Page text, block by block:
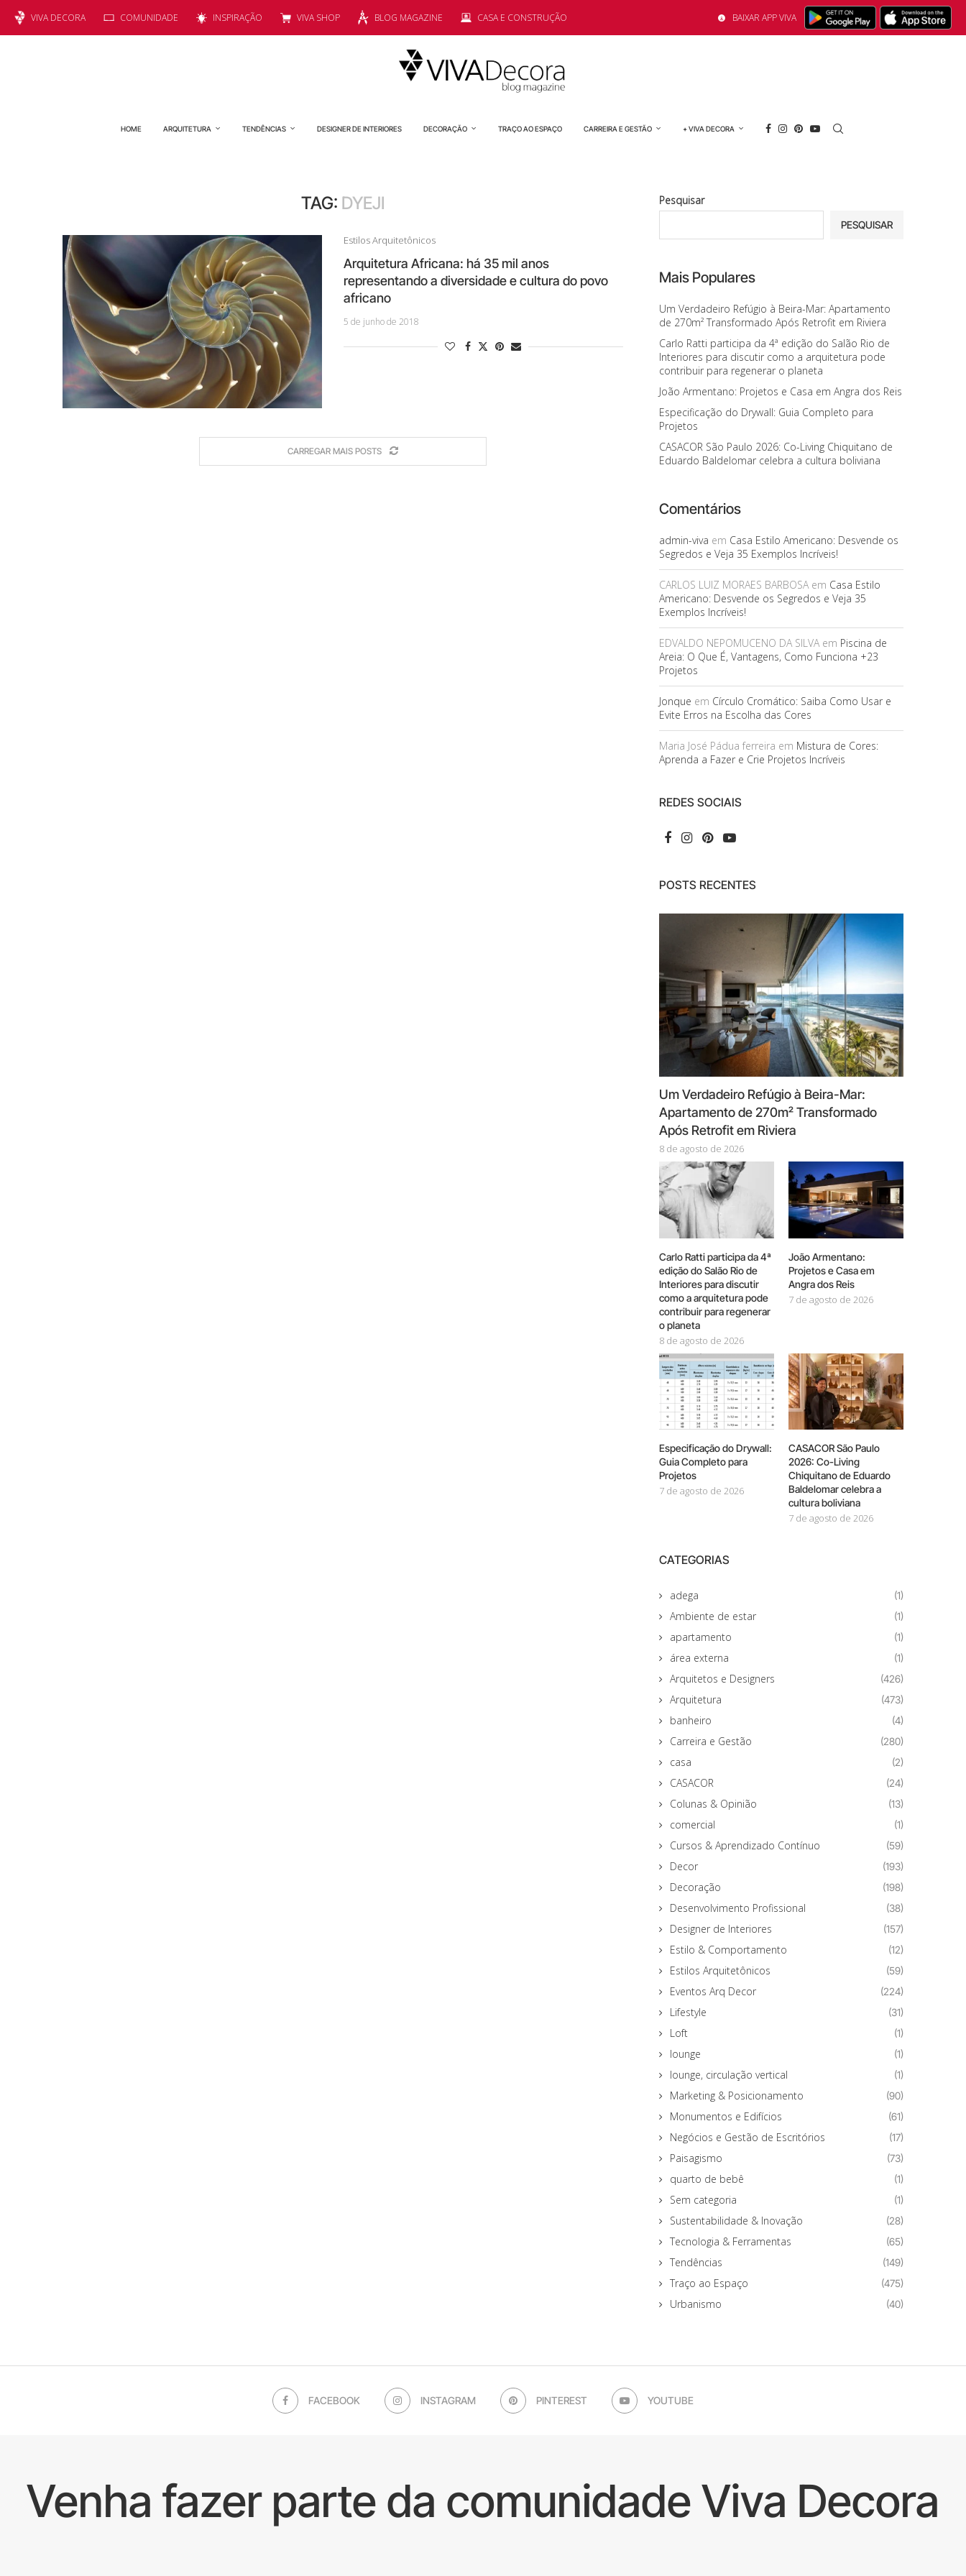
VIVA DECORA COMUNIDADE INSPIRAÇÃO VIVA SHOP BLOG MAGAZINE CASA E CONSTRUÇÃO BAIXAR APP VIVA
HOME ARQUITETURA TENDÊNCIAS DESIGNER DE INTERIORES DECORAÇÃO TRAÇO AO ESPAÇO CARREIRA E GESTÃO + VIVA DECORA
TAG: DYEJI
Estilos Arquitetônicos
Arquitetura Africana: há 35 mil anos
representando a diversidade e cultura do povo
africano
5 de junho de 2018
CARREGAR MAIS POSTS
Pesquisar
PESQUISAR
Mais Populares
Um Verdadeiro Refúgio à Beira-Mar: Apartamento
de 270m² Transformado Após Retrofit em Riviera
Carlo Ratti participa da 4ª edição do Salão Rio de
Interiores para discutir como a arquitetura pode
contribuir para regenerar o planeta
João Armentano: Projetos e Casa em Angra dos Reis
Especificação do Drywall: Guia Completo para
Projetos
CASACOR São Paulo 2026: Co-Living Chiquitano de
Eduardo Baldelomar celebra a cultura boliviana
Comentários
admin-viva em Casa Estilo Americano: Desvende os
Segredos e Veja 35 Exemplos Incríveis!
CARLOS LUIZ MORAES BARBOSAem Casa Estilo
Americano: Desvende os Segredos e Veja 35
Exemplos Incríveis!
EDVALDO NEPOMUCENO DA SILVAem Piscina de
Areia: O Que É, Vantagens, Como Funciona +23
Projetos
Jonque em Círculo Cromático: Saiba Como Usar e
Evite Erros na Escolha das Cores
Maria José Pádua ferreira em Mistura de Cores:
Aprenda a Fazer e Crie Projetos Incríveis
REDES SOCIAIS
POSTS RECENTES
Um Verdadeiro Refúgio à Beira-Mar:
Apartamento de 270m² Transformado
Após Retrofit em Riviera
8 de agosto de 2026
Carlo Ratti participa da 4ª
edição do Salão Rio de
Interiores para discutir
como a arquitetura pode
contribuir para regenerar
o planeta
8 de agosto de 2026
João Armentano:
Projetos e Casa em
Angra dos Reis
7 de agosto de 2026
Especificação do Drywall:
Guia Completo para
Projetos
7 de agosto de 2026
CASACOR São Paulo
2026: Co-Living
Chiquitano de Eduardo
Baldelomar celebra a
cultura boliviana
7 de agosto de 2026
CATEGORIAS
adega (1)
Ambiente de estar (1)
apartamento (1)
área externa (1)
Arquitetos e Designers (426)
Arquitetura (473)
banheiro (4)
Carreira e Gestão (280)
casa (2)
CASACOR (24)
Colunas & Opinião (13)
comercial (1)
Cursos & Aprendizado Contínuo (59)
Decor (193)
Decoração (198)
Desenvolvimento Profissional (38)
Designer de Interiores (157)
Estilo & Comportamento (12)
Estilos Arquitetônicos (59)
Eventos Arq Decor (224)
Lifestyle (31)
Loft (1)
lounge (1)
lounge, circulação vertical (1)
Marketing & Posicionamento (90)
Monumentos e Edifícios (61)
Negócios e Gestão de Escritórios (17)
Paisagismo (73)
quarto de bebê (1)
Sem categoria (1)
Sustentabilidade & Inovação (28)
Tecnologia & Ferramentas (65)
Tendências (149)
Traço ao Espaço (475)
Urbanismo (40)
FACEBOOK INSTAGRAM PINTEREST YOUTUBE
Venha fazer parte da comunidade Viva Decora